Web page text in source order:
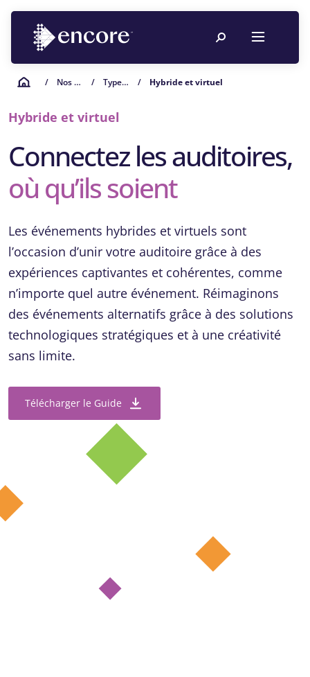
/ Nos activités / Types Devenements / Hybride et virtuel
Hybride et virtuel
Connectez les auditoires,
où qu’ils soient
Les événements hybrides et virtuels sont
l’occasion d’unir votre auditoire grâce à des
expériences captivantes et cohérentes, comme
n’importe quel autre événement. Réimaginons
des événements alternatifs grâce à des solutions
technologiques stratégiques et à une créativité
sans limite.
Télécharger le Guide